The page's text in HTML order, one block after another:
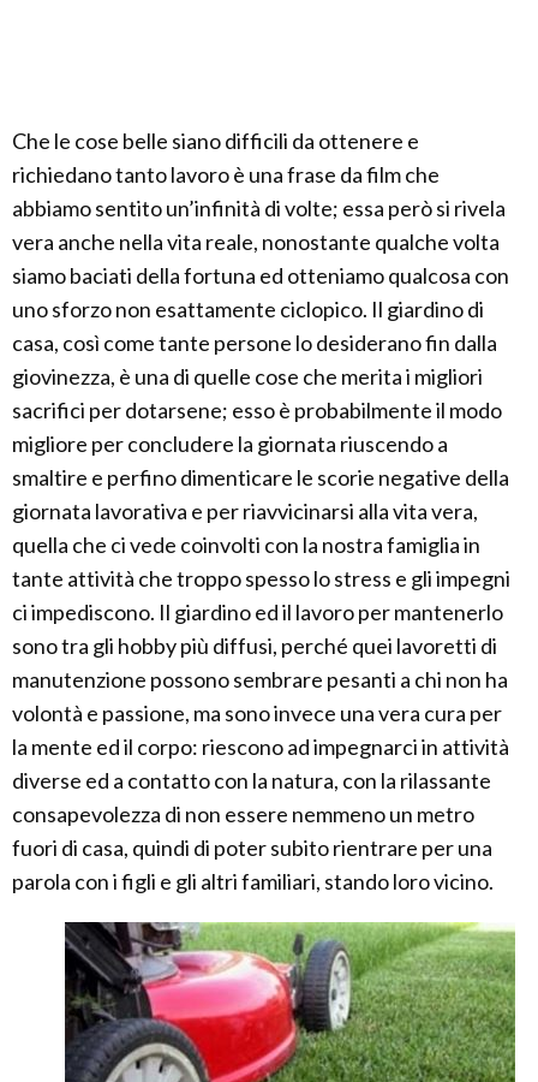
Che le cose belle siano difficili da ottenere e
richiedano tanto lavoro è una frase da film che
abbiamo sentito un’infinità di volte; essa però si rivela
vera anche nella vita reale, nonostante qualche volta
siamo baciati della fortuna ed otteniamo qualcosa con
uno sforzo non esattamente ciclopico. Il giardino di
casa, così come tante persone lo desiderano fin dalla
giovinezza, è una di quelle cose che merita i migliori
sacrifici per dotarsene; esso è probabilmente il modo
migliore per concludere la giornata riuscendo a
smaltire e perfino dimenticare le scorie negative della
giornata lavorativa e per riavvicinarsi alla vita vera,
quella che ci vede coinvolti con la nostra famiglia in
tante attività che troppo spesso lo stress e gli impegni
ci impediscono. Il giardino ed il lavoro per mantenerlo
sono tra gli hobby più diffusi, perché quei lavoretti di
manutenzione possono sembrare pesanti a chi non ha
volontà e passione, ma sono invece una vera cura per
la mente ed il corpo: riescono ad impegnarci in attività
diverse ed a contatto con la natura, con la rilassante
consapevolezza di non essere nemmeno un metro
fuori di casa, quindi di poter subito rientrare per una
parola con i figli e gli altri familiari, stando loro vicino.